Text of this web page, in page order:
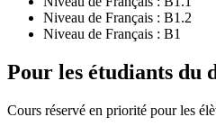
Niveau de Français : B1.2
Niveau de Français : B1
Pour les étudiants du
Cours réservé en priorité pour les